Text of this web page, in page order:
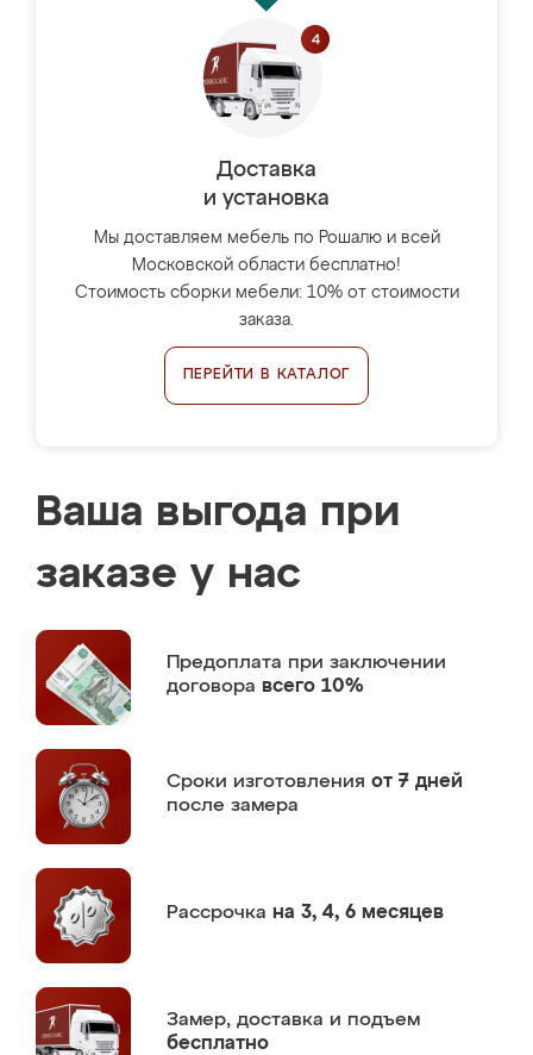
Доставка
и установка
Мы доставляем мебель по Рошалю и всей
Московской области бесплатно!
Стоимость сборки мебели: 10% от стоимости
заказа.
ПЕРЕЙТИ В КАТАЛОГ
Ваша выгода при
заказе у нас
Предоплата при заключении
договора всего 10%
Сроки изготовления от 7 дней
после замера
Рассрочка на 3, 4, 6 месяцев
Замер, доставка и подъем
бесплатно